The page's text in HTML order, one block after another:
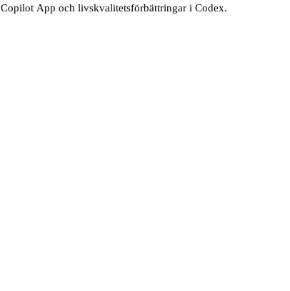
App och livskvalitetsförbättringar i Codex.